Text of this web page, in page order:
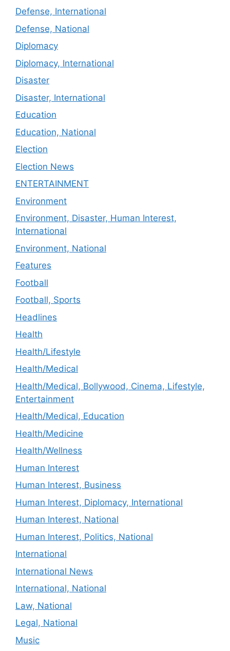
Defense, International
Defense, National
Diplomacy
Diplomacy, International
Disaster
Disaster, International
Education
Education, National
Election
Election News
ENTERTAINMENT
Environment
Environment, Disaster, Human Interest,
International
Environment, National
Features
Football
Football, Sports
Headlines
Health
Health/Lifestyle
Health/Medical
Health/Medical, Bollywood, Cinema, Lifestyle,
Entertainment
Health/Medical, Education
Health/Medicine
Health/Wellness
Human Interest
Human Interest, Business
Human Interest, Diplomacy, International
Human Interest, National
Human Interest, Politics, National
International
International News
International, National
Law, National
Legal, National
Music